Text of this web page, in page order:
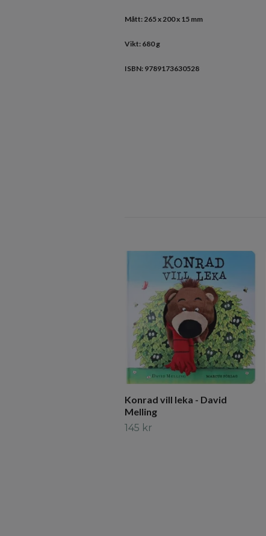
Mått: 265 x 200 x 15 mm
Vikt: 680 g
ISBN: 9789173630528
Konrad vill leka - David
Melling
145 kr